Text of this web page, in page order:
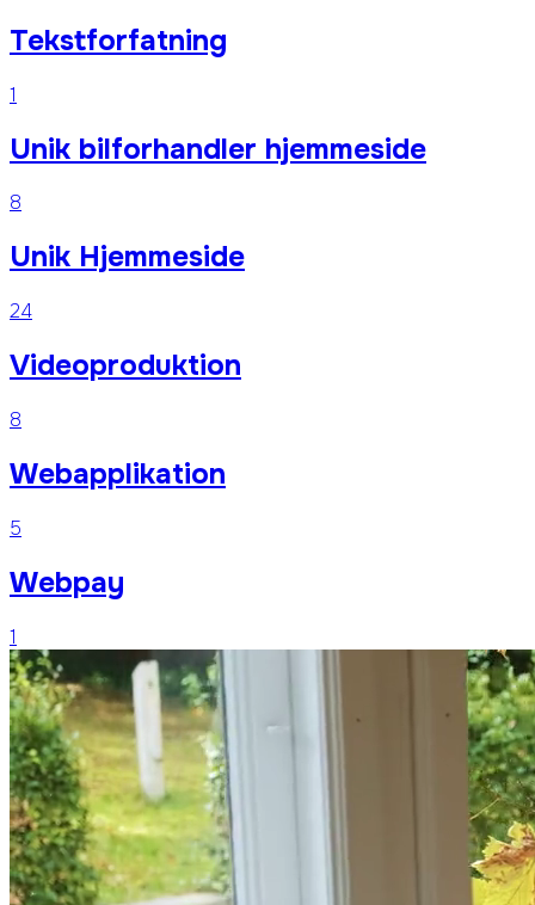
Tekstforfatning
1
Unik bilforhandler hjemmeside
8
Unik Hjemmeside
24
Videoproduktion
8
Webapplikation
5
Webpay
1